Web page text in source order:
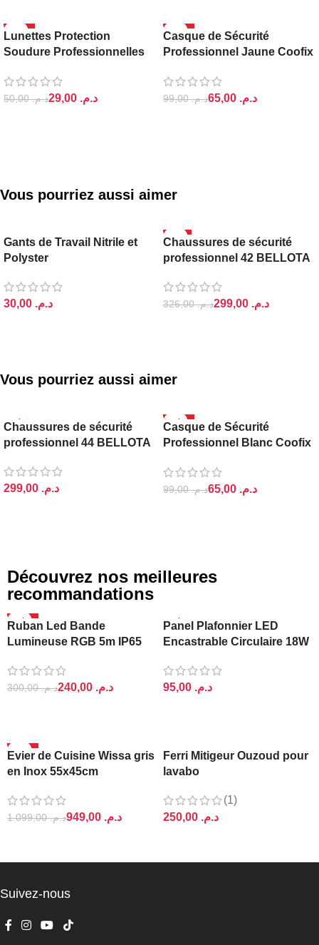
Lunettes Protection
Soudure Professionnelles
د.م.50,00 د.م.
-34%
COOFIX
Casque de Sécurité
Professionnel Jaune Coofix
د.م.99,00 د.م.
Vous pourriez aussi aimer
Gants de Travail Nitrile et
Polyster
د.م.
-8%
Chaussures de sécurité
professionnel 42 BELLOTA
د.م.326,00 د.م.
Vous pourriez aussi aimer
Chaussures de sécurité
professionnel 44 BELLOTA
د.م.
-34%
COOFIX
Casque de Sécurité
Professionnel Blanc Coofix
د.م.99,00 د.م.
Découvrez nos meilleures
recommandations
-20%
Ruban Led Bande
Lumineuse RGB 5m IP65
د.م.300,00 د.م.
Panel Plafonnier LED
Encastrable Circulaire 18W
د.م.
-14%
Evier de Cuisine Wissa gris
en Inox 55x45cm
د.م.1.099,00 د.م.
Ferri Mitigeur Ouzoud pour
lavabo
(1)
د.م.
Suivez-nous